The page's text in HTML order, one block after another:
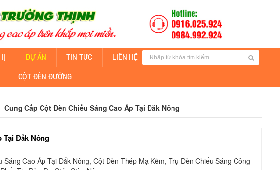
DỰ ÁN TIN TỨC LIÊN HỆ CUNG CẤP ĐÈN CHIẾU SÁNG
CỘT ĐÈN ĐƯỜNG
Cung Cấp Cột Đèn Chiếu Sáng Cao Áp Tại Đăk Nông
Tại Đắk Nông
Sáng Cao Áp Tại Đắk Nông, Cột Đèn Thép Mạ Kẽm, Trụ Đèn Chiếu Sáng Công